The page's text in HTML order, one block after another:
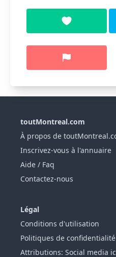
toutMontreal.com
À propos de
Inscrivez-vous à l'annuaire
Aide / Faq
Contactez-nous
Légal
Conditions d'utilisation
Politiques de
Attributions: Social media